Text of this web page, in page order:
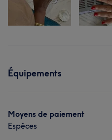
Équipements
Moyens de paiement
Espèces